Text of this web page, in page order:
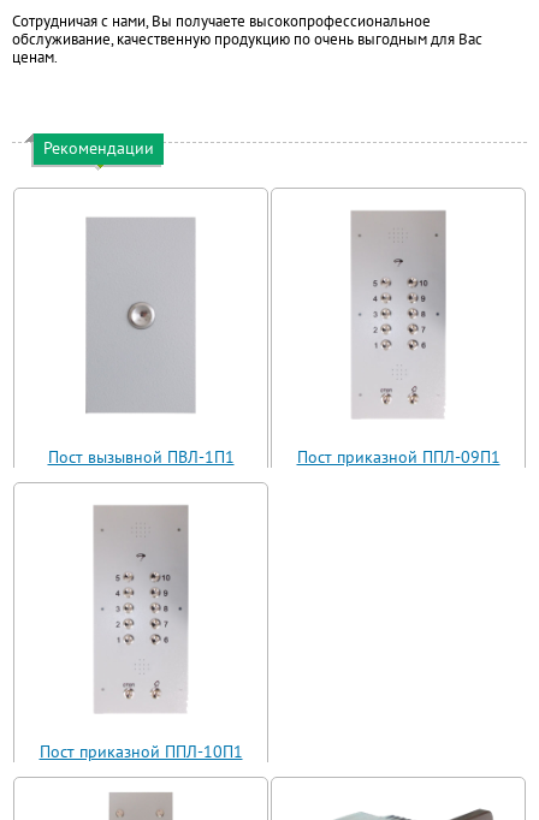
Сотрудничая с нами, Вы получаете высокопрофессиональное
обслуживание, качественную продукцию по очень выгодным для Вас
ценам.
Рекомендации
Пост вызывной ПВЛ-1П1
(ВП11-1)
Пост приказной ППЛ-09П1
Пост приказной ППЛ-10П1
(ППЛ11-10)